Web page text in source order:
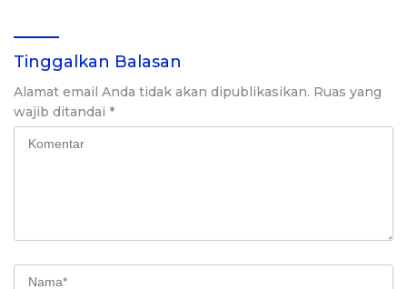
Tinggalkan Balasan
Alamat email Anda tidak akan dipublikasikan. Ruas yang
wajib ditandai *